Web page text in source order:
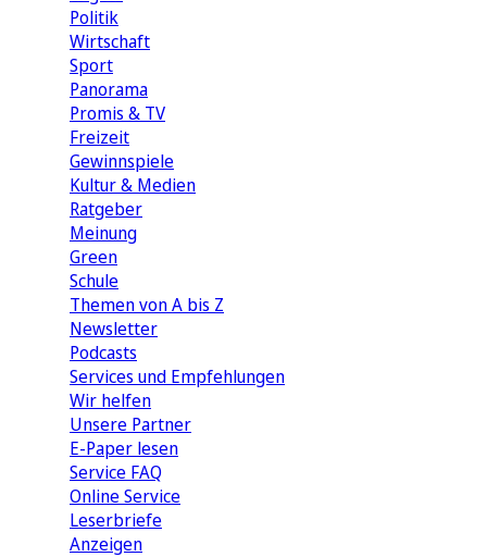
Politik
Wirtschaft
Sport
Panorama
Promis & TV
Freizeit
Gewinnspiele
Kultur & Medien
Ratgeber
Meinung
Green
Schule
Themen von A bis Z
Newsletter
Podcasts
Services und Empfehlungen
Wir helfen
Unsere Partner
E-Paper lesen
Service FAQ
Online Service
Leserbriefe
Anzeigen